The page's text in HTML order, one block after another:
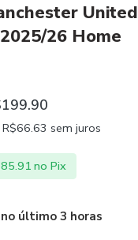
United
26 Home
199.90
R$66.63 sem juros
no Pix
último 3 horas